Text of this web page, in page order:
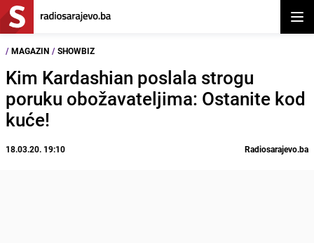
/ MAGAZIN / SHOWBIZ
Kim Kardashian poslala strogu
poruku obožavateljima: Ostanite kod
kuće!
18.03.20. 19:10 Radiosarajevo.ba